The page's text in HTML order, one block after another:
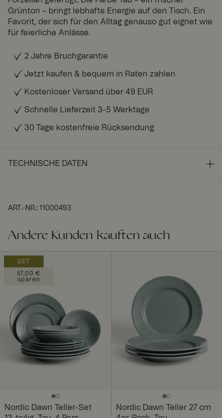
Grünton – bringt lebhafte Energie auf den Tisch. Ein
Favorit, der sich für den Alltag genauso gut eignet wie
für feierliche Anlässe.
2 Jahre Bruchgarantie
Jetzt kaufen & bequem in Raten zahlen
Kostenloser Versand über 49 EUR
Schnelle Lieferzeit 3-5 Werktage
30 Tage kostenfreie Rücksendung
TECHNISCHE DATEN
ART.-NR.: 11000493
Andere Kunden kauften auch
SET
57,00 €
sparen
Nordic Dawn Teller-Set
Nordic Dawn Teller 27 cm